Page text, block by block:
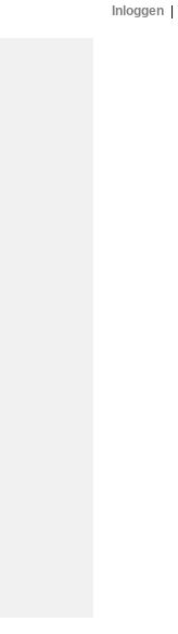
Inloggen